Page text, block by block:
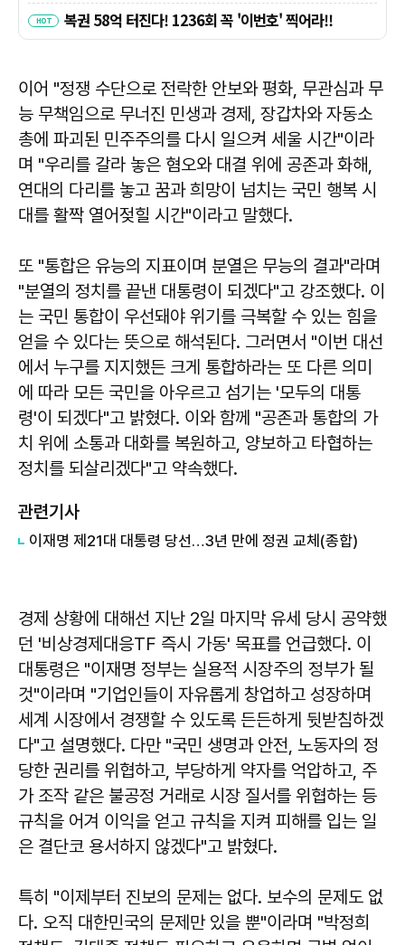
이어 "정쟁 수단으로 전락한 안보와 평화, 무관심과 무
능 무책임으로 무너진 민생과 경제, 장갑차와 자동소
총에 파괴된 민주주의를 다시 일으켜 세울 시간"이라
며 "우리를 갈라 놓은 혐오와 대결 위에 공존과 화해,
연대의 다리를 놓고 꿈과 희망이 넘치는 국민 행복 시
대를 활짝 열어젖힐 시간"이라고 말했다.
또 "통합은 유능의 지표이며 분열은 무능의 결과"라며
"분열의 정치를 끝낸 대통령이 되겠다"고 강조했다. 이
는 국민 통합이 우선돼야 위기를 극복할 수 있는 힘을
얻을 수 있다는 뜻으로 해석된다. 그러면서 "이번 대선
에서 누구를 지지했든 크게 통합하라는 또 다른 의미
에 따라 모든 국민을 아우르고 섬기는 '모두의 대통
령'이 되겠다"고 밝혔다. 이와 함께 "공존과 통합의 가
치 위에 소통과 대화를 복원하고, 양보하고 타협하는
정치를 되살리겠다"고 약속했다.
관련기사
이재명 제21대 대통령 당선…3년 만에 정권 교체(종합)
경제 상황에 대해선 지난 2일 마지막 유세 당시 공약했
던 '비상경제대응TF 즉시 가동' 목표를 언급했다. 이
대통령은 "이재명 정부는 실용적 시장주의 정부가 될
것"이라며 "기업인들이 자유롭게 창업하고 성장하며
세계 시장에서 경쟁할 수 있도록 든든하게 뒷받침하겠
다"고 설명했다. 다만 "국민 생명과 안전, 노동자의 정
당한 권리를 위협하고, 부당하게 약자를 억압하고, 주
가 조작 같은 불공정 거래로 시장 질서를 위협하는 등
규칙을 어겨 이익을 얻고 규칙을 지켜 피해를 입는 일
은 결단코 용서하지 않겠다"고 밝혔다.
특히 "이제부터 진보의 문제는 없다. 보수의 문제도 없
다. 오직 대한민국의 문제만 있을 뿐"이라며 "박정희